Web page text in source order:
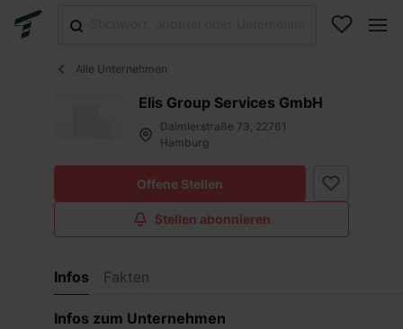
Alle Unternehmen
Elis Group Services GmbH
Daimlerstraße 73, 22761
Hamburg
Offene Stellen
Stellen abonnieren
Infos Fakten
Infos zum Unternehmen